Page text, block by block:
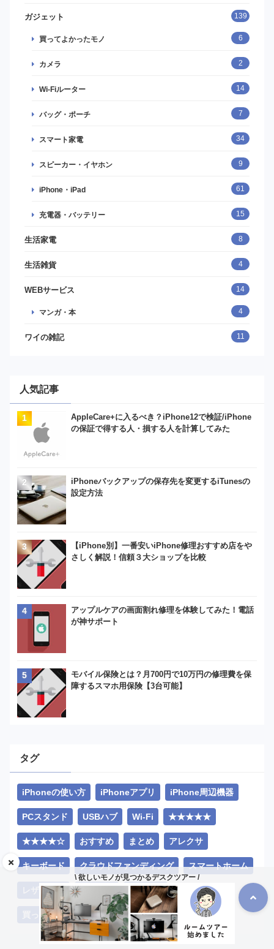
ガジェット 139
買ってよかったモノ 6
カメラ 2
Wi-Fiルーター 14
バッグ・ポーチ 7
スマート家電 34
スピーカー・イヤホン 9
iPhone・iPad 61
充電器・バッテリー 15
生活家電 8
生活雑貨 4
WEBサービス 14
マンガ・本 4
ワイの雑記 11
人気記事
AppleCare+に入るべき？iPhone12で検証/iPhone
の保証で得する人・損する人を計算してみた
iPhoneバックアップの保存先を変更するiTunesの
設定方法
【iPhone別】一番安いiPhone修理おすすめ店をや
さしく解説！信頼３大ショップを比較
アップルケアの画面割れ修理を体験してみた！電話
が神サポート
モバイル保険とは？月700円で10万円の修理費を保
障するスマホ用保険【3台可能】
タグ
iPhoneの使い方 iPhoneアプリ iPhone周辺機器
PCスタンド USBハブ Wi-Fi ★★★★★
★★★★☆ おすすめ まとめ アレクサ
キーボード クラウドファンディング スマートホーム
レザー素材 レビュー 充電機器
買ってよかったモノ
\ 欲しいモノが見つかるデスクツアー /